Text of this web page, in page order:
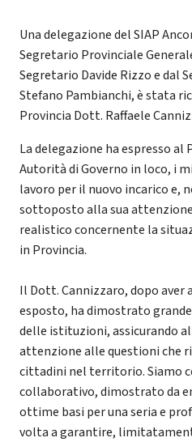
Una delegazione del SIAP
Segretario Provinciale
Segretario Davide Rizzo e dal
Stefano Pambianchi, è stata
Provincia Dott. Raffaele
La delegazione ha espresso
Autorità di Governo in loco, i
lavoro per il nuovo incarico e,
sottoposto alla sua
realistico concernente la
in Provincia.
Il Dott. Cannizzaro, dopo
esposto, ha dimostrato
delle istituzioni, assicurando
attenzione alle questioni che
cittadini nel territorio. Siamo
collaborativo, dimostrato da
ottime basi per una seria e
volta a garantire,